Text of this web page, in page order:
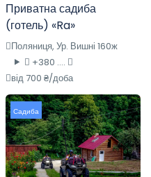
Приватна садиба
(готель) «Ra»
Поляниця, Ур. Вишні 160ж
+380 ....
від 700 ₴/доба
Садиба